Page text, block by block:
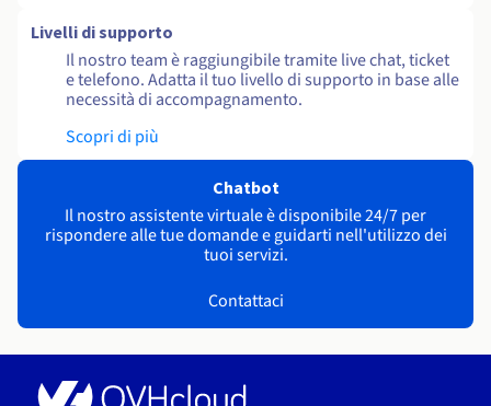
Livelli di supporto
Il nostro team è raggiungibile tramite live chat, ticket
e telefono. Adatta il tuo livello di supporto in base alle
necessità di accompagnamento.
Scopri di più
Chatbot
Il nostro assistente virtuale è disponibile 24/7 per
rispondere alle tue domande e guidarti nell'utilizzo dei
tuoi servizi.
Contattaci